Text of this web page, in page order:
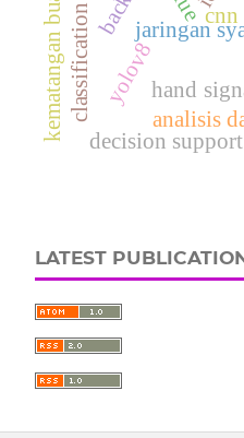
jaringan
classification hand
cnn
yolov8
kematangan buah decision
analisis
LATEST